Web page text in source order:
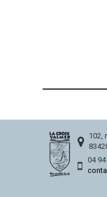
102,
04